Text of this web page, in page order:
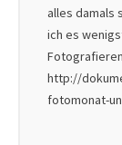
alles damals
ich es
http://
fotomonat-